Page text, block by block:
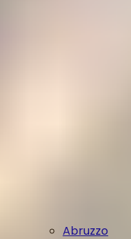
Abruzzo